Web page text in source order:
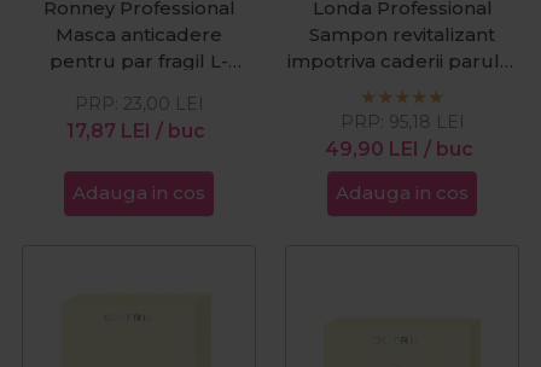
Ronney Professional
Masca anticadere
pentru par fragil L-
1000ml
17,87 LEI / buc
PRP: 23,00 LEI
Adauga in cos
Londa Professional
Sampon revitalizant
impotriva caderii parului
Scalp Vital Booster
1000ml
49,90 LEI / buc
PRP: 95,18 LEI
Adauga in cos